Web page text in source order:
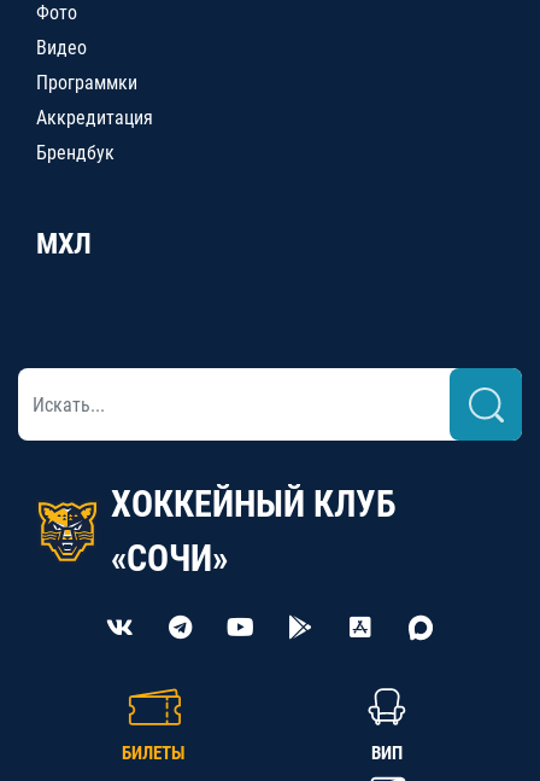
Фото
Видео
Программки
Аккредитация
Брендбук
МХЛ
ХОККЕЙНЫЙ КЛУБ
«СОЧИ»
БИЛЕТЫ ВИП